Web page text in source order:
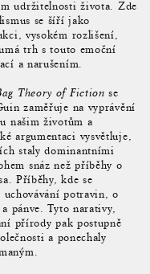
udržitelnosti života. Zde
se šíří jako
vysokém rozlišení,
trh s touto emoční
a narušením.
Theory of Fiction se
zaměřuje na vyprávění
našim životům a
argumentaci vysvětluje,
staly dominantními
snáz než příběhy o
Příběhy, kde se
potravin, o
pánve. Tyto narativy,
přírody pak postupně
a ponechaly